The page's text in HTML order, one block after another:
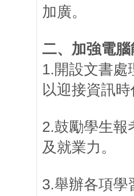
加廣。
二、 加強電
1.開設文書處
以迎接資訊
2.鼓勵學生報
及就業力。
3.舉辦各項學